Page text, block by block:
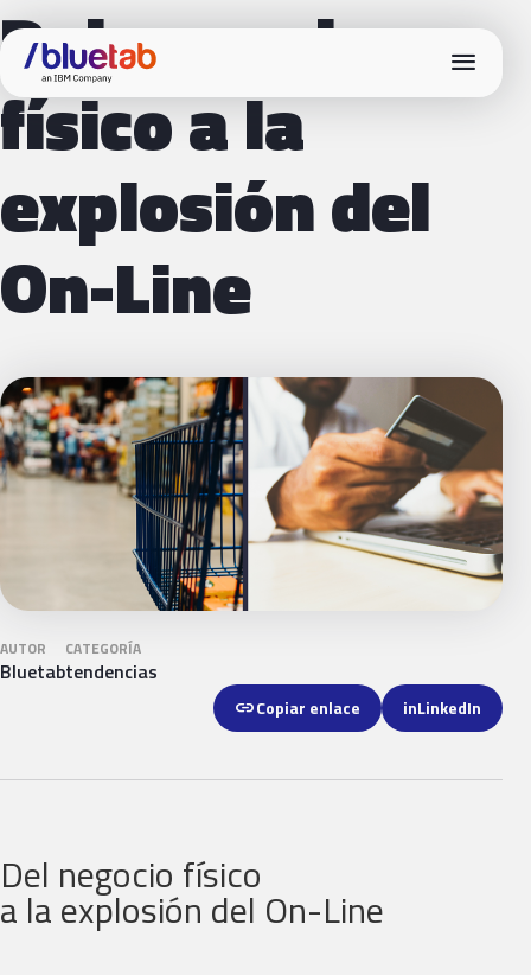
menu
Del negocio
físico a la
explosión del
On-Line
AUTOR
Bluetab
CATEGORÍA
tendencias
linkCopiar enlace inLinkedIn
Del negocio físico
a la explosión del On-Line